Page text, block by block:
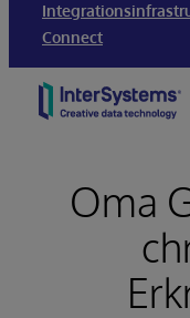
Connect
Skip to content
Oma